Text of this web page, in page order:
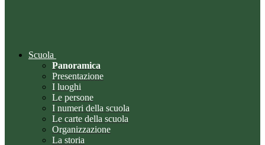
Scuola
Panoramica
Presentazione
I luoghi
Le persone
I numeri della scuola
Le carte della scuola
Organizzazione
La storia